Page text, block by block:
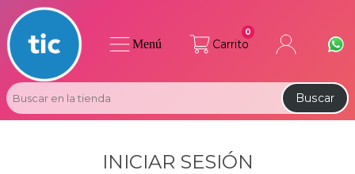
Carrito
0
Buscar
Menú
INICIAR SESIÓN